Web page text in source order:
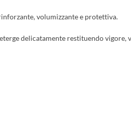
volumizzante e protettiva.
delicatamente restituendo vigore,